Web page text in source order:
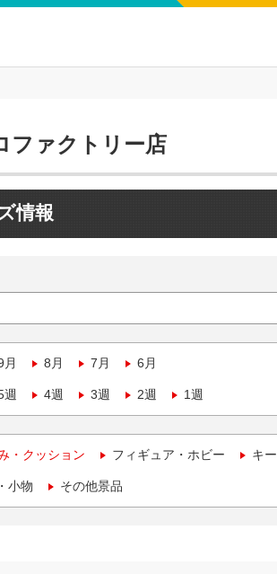
ファクトリー店
情報
月 8月 7月 6月
週 4週 3週 2週 1週
・クッション フィギュア・ホビー キ
小物 その他景品